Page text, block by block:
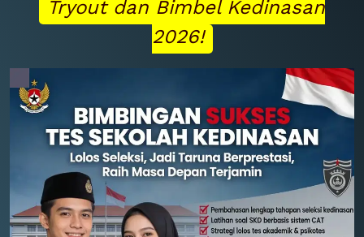
Tryout dan Bimbel Kedinasan
2026!